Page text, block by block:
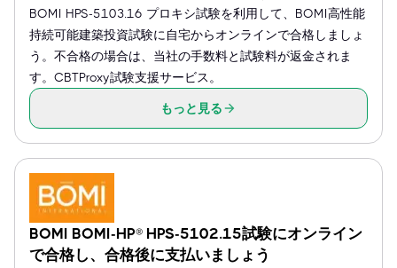
BOMI HPS-5103.16 プロキシ試験を利用して、BOMI高性能
持続可能建築投資試験に自宅からオンラインで合格しましょ
う。不合格の場合は、当社の手数料と試験料が返金されま
す。CBTProxy試験支援サービス。
もっと見る
BOMI BOMI-HP® HPS-5102.15試験にオンライン
で合格し、合格後に支払いましょう